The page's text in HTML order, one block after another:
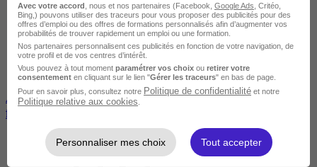
Attestation d'aptitude à la manipulation des fluides
frigorigènes cat1
Avec votre accord , nous et nos partenaires (Facebook, Google Ads , Critéo,
Bing,) pouvons utiliser des traceurs pour vous proposer des publicités pour des
offres d’emploi ou des offres de formations personnalisés afin d’augmenter vos
probabilités de trouver rapidement un emploi ou une formation.
Nos partenaires personnalisent ces publicités en fonction de votre navigation, de
votre profil et de vos centres d’intérêt.
Vous pouvez à tout moment paramétrer vos choix ou retirer votre
consentement en cliquant sur le lien "Gérer les traceurs" en bas de page.
Pour en savoir plus, consultez notre Politique de confidentialité et notre
Politique relative aux cookies
Personnaliser mes choix Tout accepter